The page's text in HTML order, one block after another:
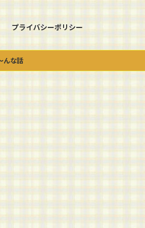
プライバシーポリシー
んな話